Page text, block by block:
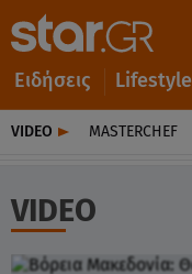
Ειδήσεις Lifestyle
VIDEO MASTERCHEF
VIDEO